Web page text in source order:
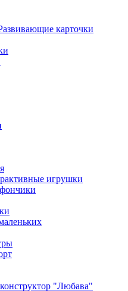
карточки
игрушки